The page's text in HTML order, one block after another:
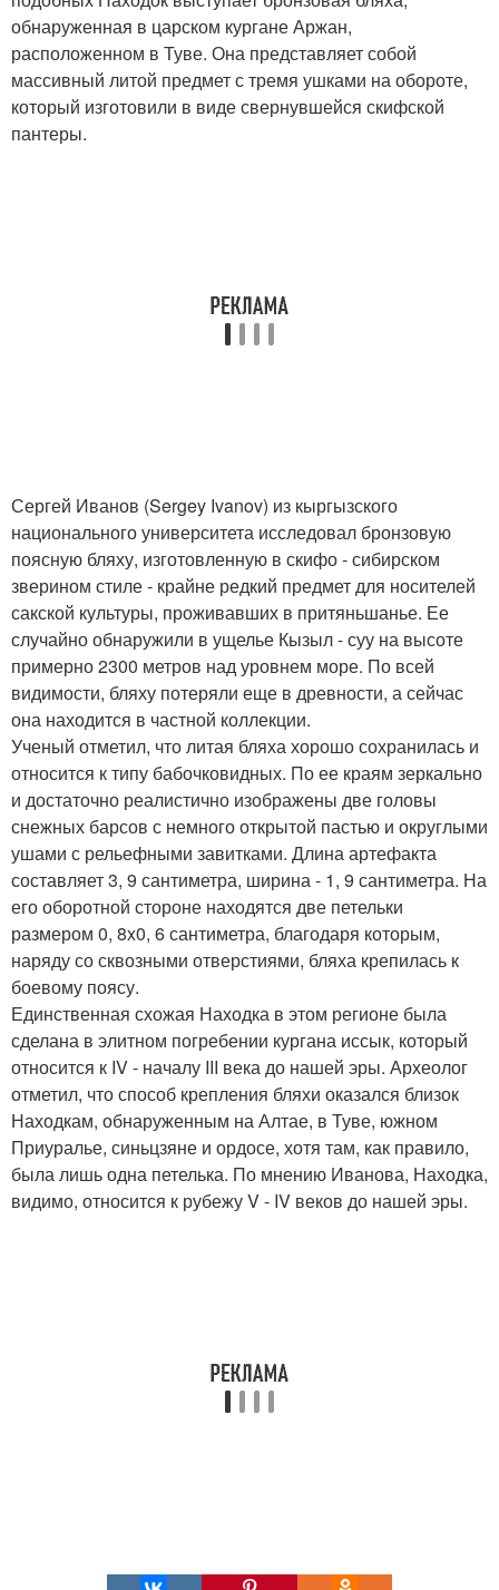
обнаруженная в царском кургане Аржан,
расположенном в Туве. Она представляет собой
массивный литой предмет с тремя ушками на обороте,
который изготовили в виде свернувшейся скифской
пантеры.
Сергей Иванов (Sergey Ivanov) из кыргызского
национального университета исследовал бронзовую
поясную бляху, изготовленную в скифо - сибирском
зверином стиле - крайне редкий предмет для носителей
сакской культуры, проживавших в притяньшанье. Ее
случайно обнаружили в ущелье Кызыл - суу на высоте
примерно 2300 метров над уровнем море. По всей
видимости, бляху потеряли еще в древности, а сейчас
она находится в частной коллекции.
Ученый отметил, что литая бляха хорошо сохранилась и
относится к типу бабочковидных. По ее краям зеркально
и достаточно реалистично изображены две головы
снежных барсов с немного открытой пастью и округлыми
ушами с рельефными завитками. Длина артефакта
составляет 3, 9 сантиметра, ширина - 1, 9 сантиметра. На
его оборотной стороне находятся две петельки
размером 0, 8x0, 6 сантиметра, благодаря которым,
наряду со сквозными отверстиями, бляха крепилась к
боевому поясу.
Единственная схожая Находка в этом регионе была
сделана в элитном погребении кургана иссык, который
относится к IV - началу III века до нашей эры. Археолог
отметил, что способ крепления бляхи оказался близок
Находкам, обнаруженным на Алтае, в Туве, южном
Приуралье, синьцзяне и ордосе, хотя там, как правило,
была лишь одна петелька. По мнению Иванова, Находка,
видимо, относится к рубежу V - IV веков до нашей эры.